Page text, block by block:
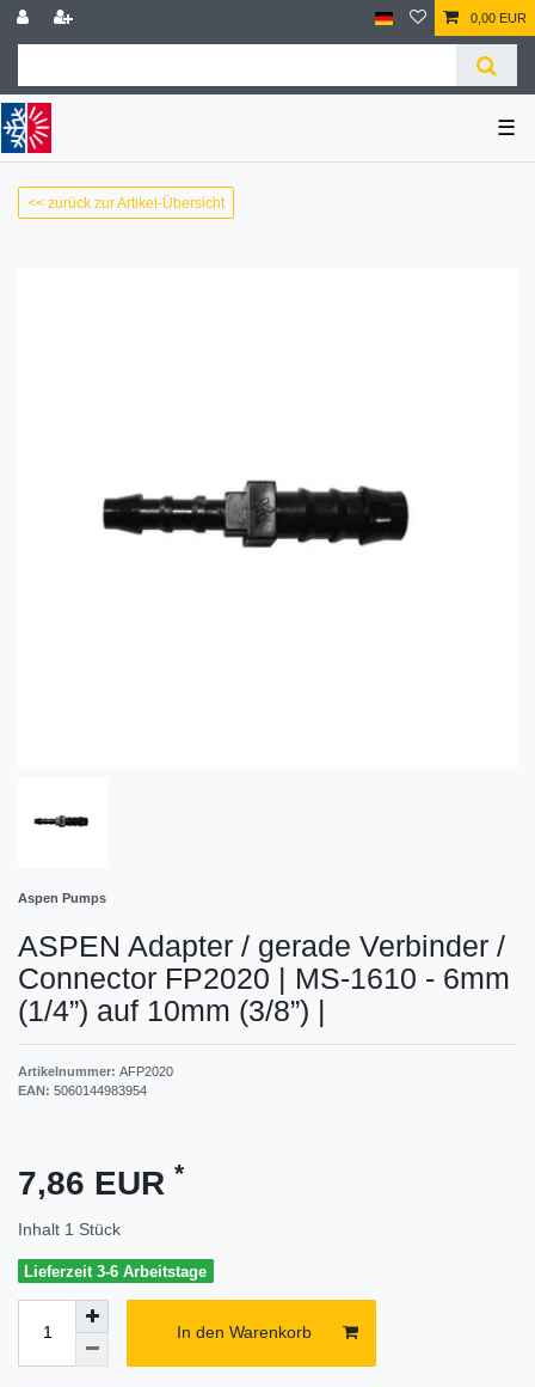
0,00 EUR
☰
<< zurück zur Artikel-Übersicht
Aspen Pumps
ASPEN Adapter / gerade Verbinder /
Connector FP2020 | MS-1610 - 6mm
(1/4”) auf 10mm (3/8”) |
Artikelnummer: AFP2020
EAN: 5060144983954
7,86 EUR *
Inhalt 1 Stück
Lieferzeit 3-6 Arbeitstage
In den Warenkorb